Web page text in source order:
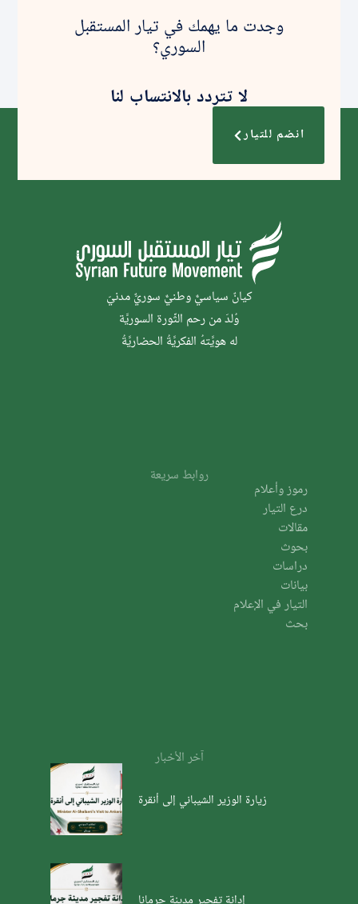
وجدت ما يهمك في تيار المستقبل
السوري؟
لا تتردد بالانتساب لنا
انضم للتيار
كيانٌ سياسيٌّ وطنيٌّ سوريٌّ مدنيّ
وُلدَ من رحم الثَّورة السوريَّة
له هويَّتهُ الفكريَّةُ الحضاريَّةُ
روابط سريعة
رموز وأعلام
درع التيار
مقالات
بحوث
دراسات
بيانات
التيار في الإعلام
بحث
آخر الأخبار
زيارة الوزير الشيباني إلى أنقرة
إدانة تفجير مدينة جرمانا